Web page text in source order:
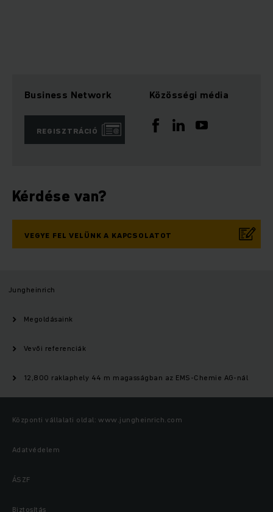
Business Network
REGISZTRÁCIÓ
Közösségi média
Kérdése van?
VEGYE FEL VELÜNK A KAPCSOLATOT
Jungheinrich
Megoldásaink
Vevői referenciák
12,800 raklaphely 44 m magasságban az EMS-Chemie AG-nál
Központi vállalati oldal: www.jungheinrich.com
Adatvédelem
ÁSZF
Biztosítás